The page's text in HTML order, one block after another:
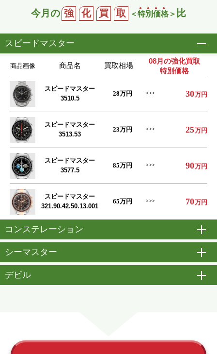
今月の 強 化 買 取 ＜特別価格 ＞ 比
スピードマスター
商品画像 商品名 買取相場
08月の強化買取
特別価格
スピードマスター
3510.5
28万円 30万円
スピードマスター
3513.53
23万円 25万円
スピードマスター
3577.5
85万円 90万円
スピードマスター
321.90.42.50.13.001
65万円 70万円
コンステレーション
シーマスター
デビル